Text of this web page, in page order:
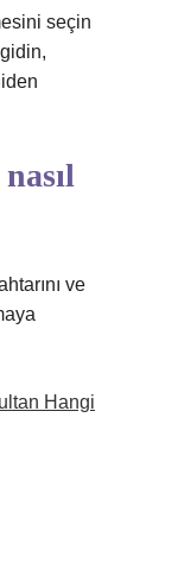
seçin
ve
Hangi